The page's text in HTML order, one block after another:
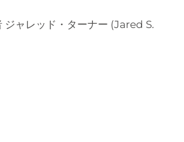
ジャレッド・ターナー (Jared S.